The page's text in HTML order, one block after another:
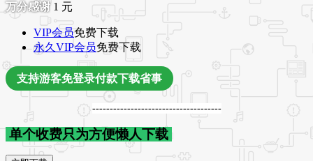
1 元
VIP会员免费下载
永久VIP会员免费下载
支持游客免登录付款下载省事
-------------------------------------
单个收费只为方便懒人下载